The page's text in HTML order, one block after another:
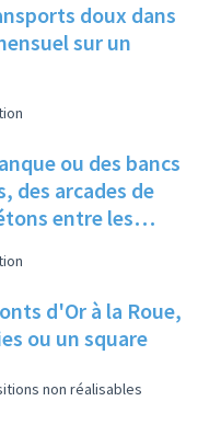
doux dans
sur un
ou des bancs
des arcades de
entre les
d'Or à la Roue,
ou un square
non réalisables